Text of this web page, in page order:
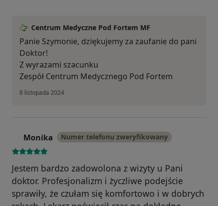
Centrum Medyczne Pod Fortem MF
Panie Szymonie, dziękujemy za zaufanie do pani
Doktor!
Z wyrazami szacunku
Zespół Centrum Medycznego Pod Fortem
8 listopada 2024
Monika Numer telefonu zweryfikowany
Jestem bardzo zadowolona z wizyty u Pani
doktor. Profesjonalizm i życzliwe podejście
sprawiły, że czułam się komfortowo i w dobrych